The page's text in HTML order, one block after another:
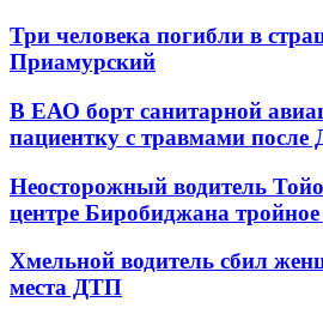
Три человека погибли в
Приамурский
В ЕАО борт санитарной
пациентку с травмами
Неосторожный водитель
центре Биробиджана
Хмельной водитель сбил
места ДТП